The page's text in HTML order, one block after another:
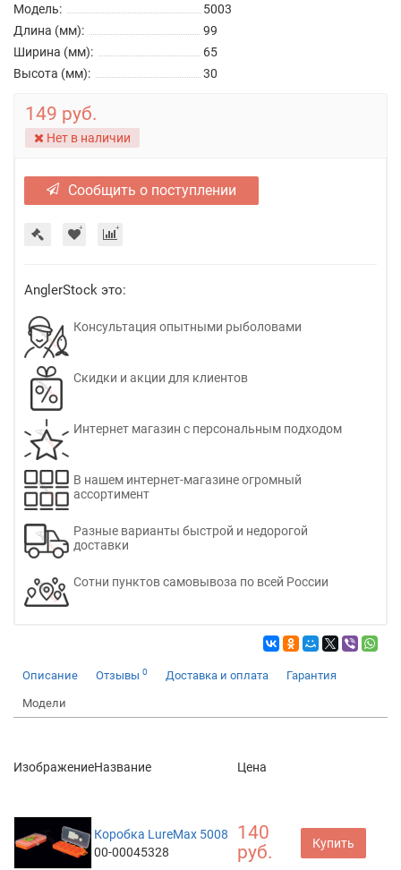
Модель:
5003
Длина (мм):
99
Ширина (мм):
65
Высота (мм):
30
149 руб.
Нет в наличии
Сообщить о поступлении
AnglerStock это:
Консультация опытными рыболовами
Скидки и акции для клиентов
Интернет магазин с персональным подходом
В нашем интернет-магазине огромный
ассортимент
Разные варианты быстрой и недорогой
доставки
Сотни пунктов самовывоза по всей России
Описание Отзывы 0 Доставка и оплата Гарантия
Модели
ИзображениеНазвание Цена
Коробка LureMax 5008
00-00045328
140
руб.
Купить